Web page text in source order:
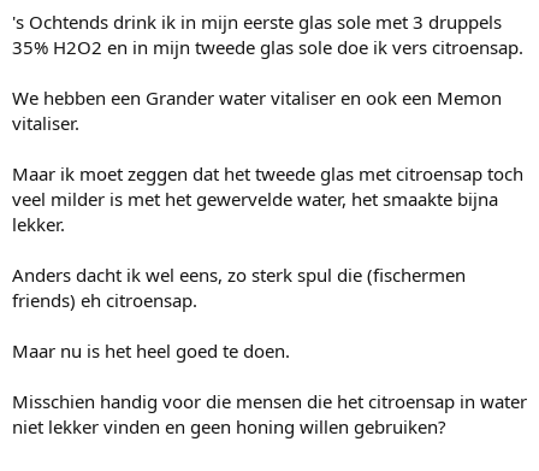
's Ochtends drink ik in mijn eerste glas sole met 3 druppels
35% H2O2 en in mijn tweede glas sole doe ik vers citroensap.
We hebben een Grander water vitaliser en ook een Memon
vitaliser.
Maar ik moet zeggen dat het tweede glas met citroensap toch
veel milder is met het gewervelde water, het smaakte bijna
lekker.
Anders dacht ik wel eens, zo sterk spul die (fischermen
friends) eh citroensap.
Maar nu is het heel goed te doen.
Misschien handig voor die mensen die het citroensap in water
niet lekker vinden en geen honing willen gebruiken?